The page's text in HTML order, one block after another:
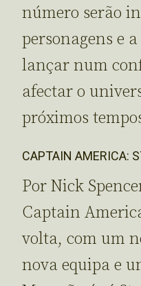
número serão
personagens e
lançar num
afectar o
próximos
CAPTAIN AMERICA:
Por Nick
Captain
volta, com um
nova equipa e